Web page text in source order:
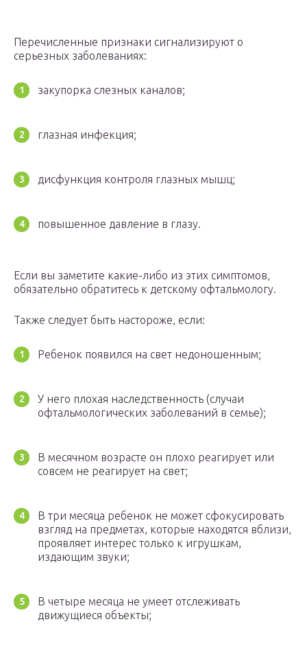
Перечисленные признаки сигнализируют о
серьезных заболеваниях:
закупорка слезных каналов;
глазная инфекция;
дисфункция контроля глазных мышц;
повышенное давление в глазу.
Если вы заметите какие-либо из этих симптомов,
обязательно обратитесь к детскому офтальмологу.
Также следует быть настороже, если:
Ребенок появился на свет недоношенным;
У него плохая наследственность (случаи
офтальмологических заболеваний в семье);
В месячном возрасте он плохо реагирует или
совсем не реагирует на свет;
В три месяца ребенок не может сфокусировать
взгляд на предметах, которые находятся вблизи,
проявляет интерес только к игрушкам,
издающим звуки;
В четыре месяца не умеет отслеживать
движущиеся объекты;